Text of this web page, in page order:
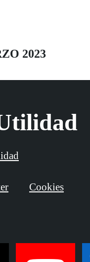
2023
Cookies